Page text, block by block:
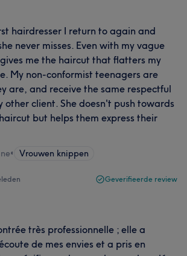
hairdresser I return to again and
never misses. Even with my vague
me the haircut that flatters my
My non-conformist teenagers are
are, and receive the same respectful
other client. She doesn't push towards
but helps them express their
• Vrouwen knippen
Geverifieerde review
très professionnelle ; elle a
de mes envies et a pris en